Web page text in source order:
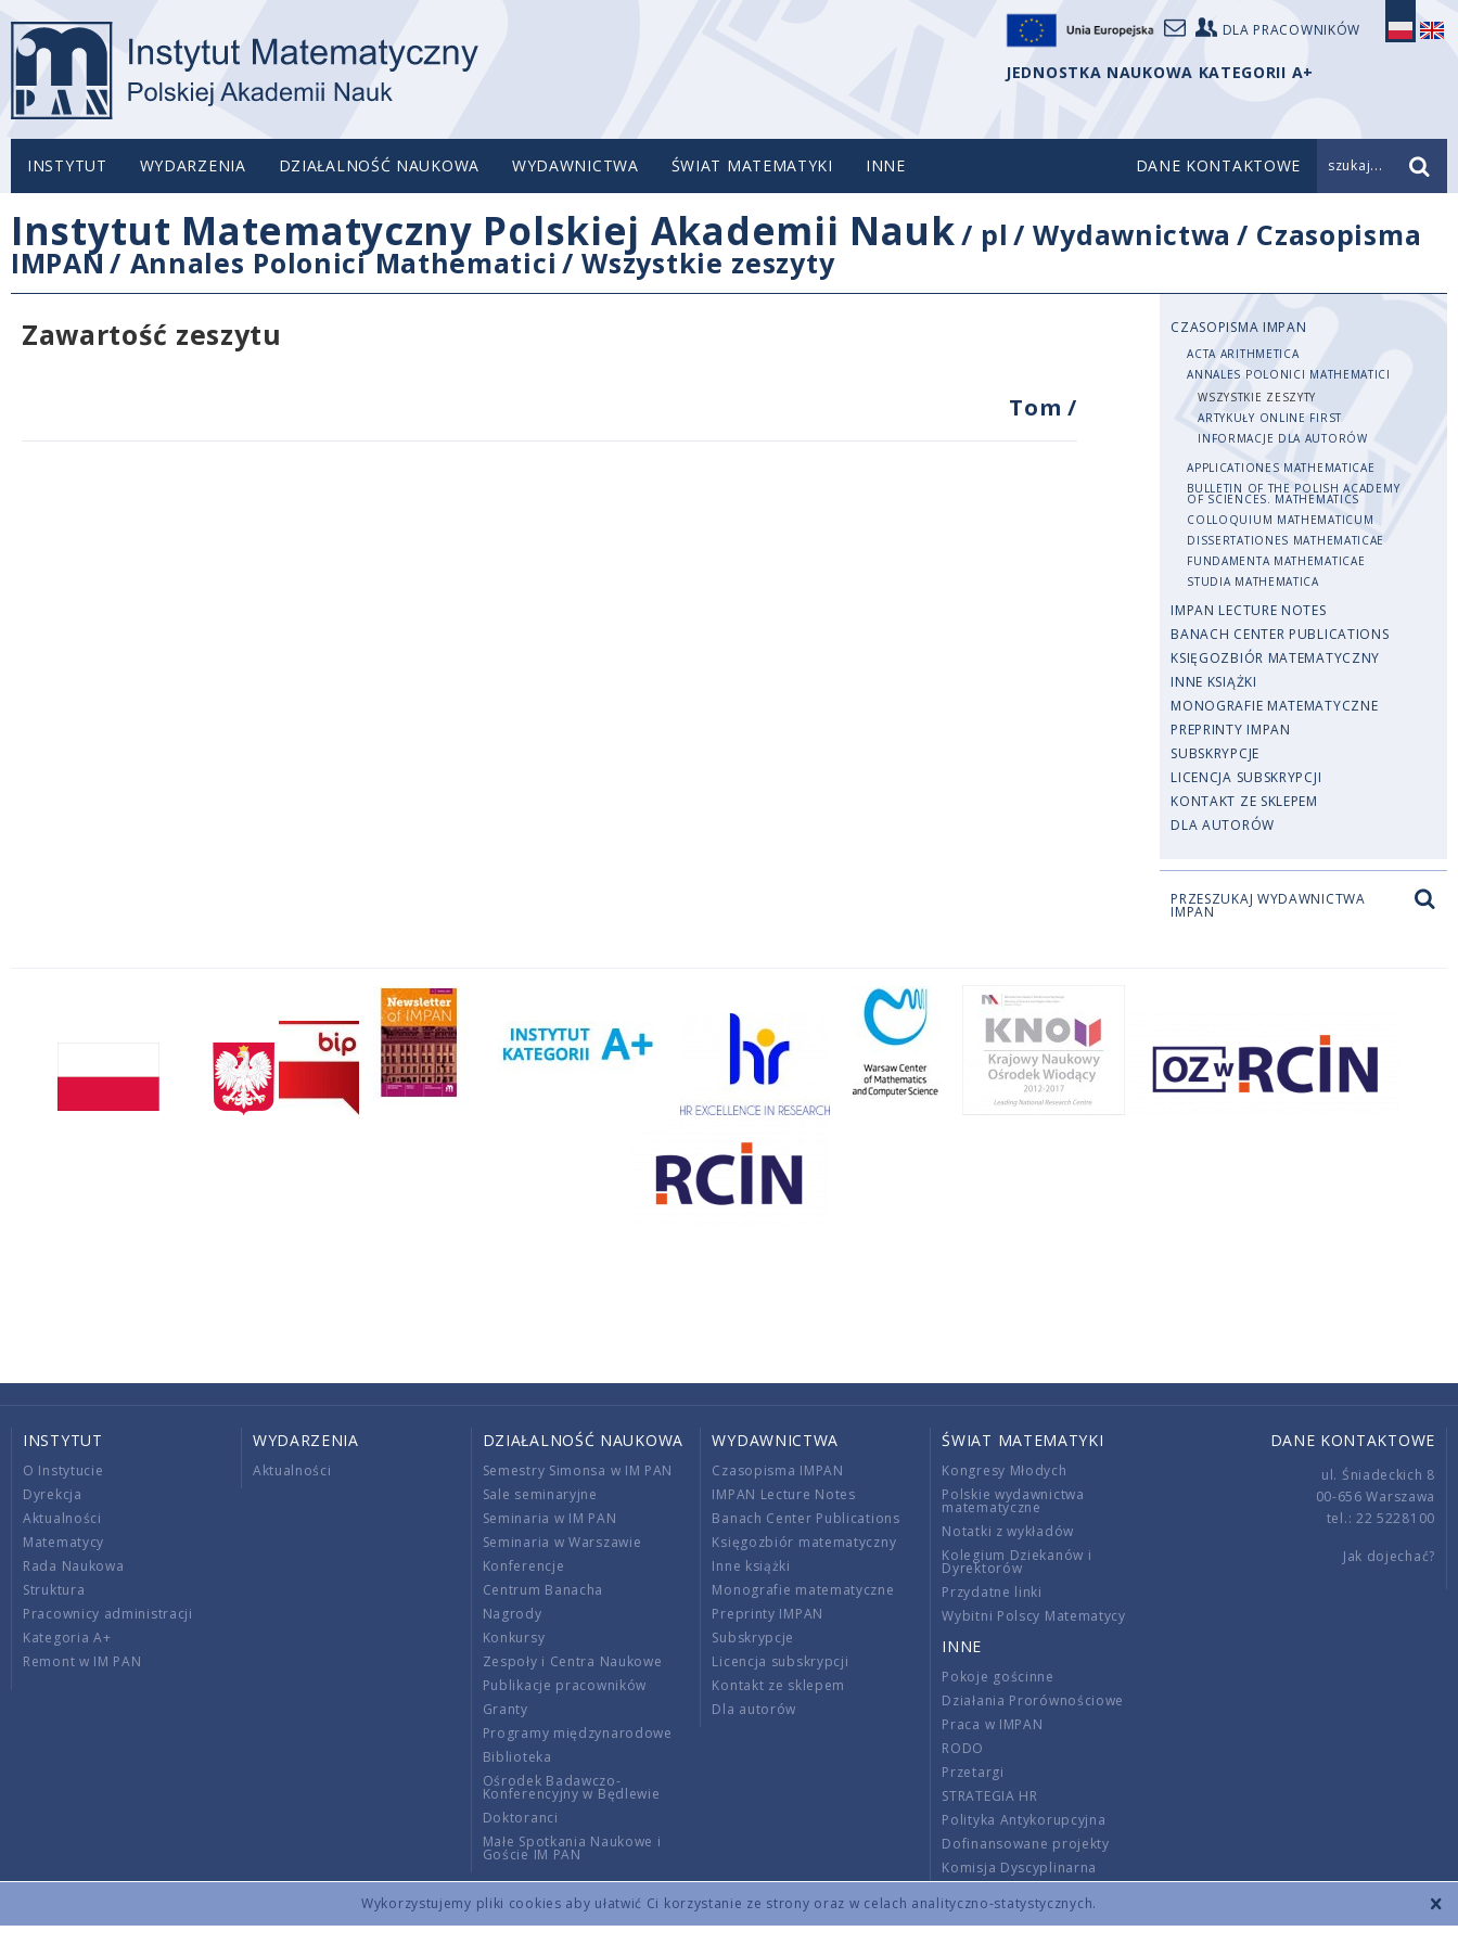
Wykorzystujemy pliki cookies aby ułatwić Ci korzystanie ze strony oraz w celach analityczno-statystycznych.
DLA PRACOWNIKÓW
JEDNOSTKA NAUKOWA KATEGORII A+
INSTYTUT WYDARZENIA DZIAŁALNOŚĆ NAUKOWA WYDAWNICTWA ŚWIAT MATEMATYKI INNE DANE KONTAKTOWE szukaj...
Instytut Matematyczny Polskiej Akademii Nauk/ pl /Wydawnictwa / Czasopisma
IMPAN / Annales Polonici Mathematici /Wszystkie zeszyty
Zawartość zeszytu
Tom/
CZASOPISMA IMPAN
ACTA ARITHMETICA
ANNALES POLONICI MATHEMATICI
WSZYSTKIE ZESZYTY
ARTYKUŁY ONLINE FIRST
INFORMACJE DLA AUTORÓW
APPLICATIONES MATHEMATICAE
BULLETIN OF THE POLISH ACADEMY
OF SCIENCES. MATHEMATICS
COLLOQUIUM MATHEMATICUM
DISSERTATIONES MATHEMATICAE
FUNDAMENTA MATHEMATICAE
STUDIA MATHEMATICA
IMPAN LECTURE NOTES
BANACH CENTER PUBLICATIONS
KSIĘGOZBIÓR MATEMATYCZNY
INNE KSIĄŻKI
MONOGRAFIE MATEMATYCZNE
PREPRINTY IMPAN
SUBSKRYPCJE
LICENCJA SUBSKRYPCJI
KONTAKT ZE SKLEPEM
DLA AUTORÓW
PRZESZUKAJ WYDAWNICTWA
IMPAN
INSTYTUT
O Instytucie
Dyrekcja
Aktualności
Matematycy
Rada Naukowa
Struktura
Pracownicy administracji
Kategoria A+
Remont w IM PAN
WYDARZENIA
Aktualności
DZIAŁALNOŚĆ NAUKOWA
Semestry Simonsa w IM PAN
Sale seminaryjne
Seminaria w IM PAN
Seminaria w Warszawie
Konferencje
Centrum Banacha
Nagrody
Konkursy
Zespoły i Centra Naukowe
Publikacje pracowników
Granty
Programy międzynarodowe
Biblioteka
Ośrodek Badawczo-
Konferencyjny w Będlewie
Doktoranci
Małe Spotkania Naukowe i
Goście IM PAN
WYDAWNICTWA
Czasopisma IMPAN
IMPAN Lecture Notes
Banach Center Publications
Księgozbiór matematyczny
Inne książki
Monografie matematyczne
Preprinty IMPAN
Subskrypcje
Licencja subskrypcji
Kontakt ze sklepem
Dla autorów
ŚWIAT MATEMATYKI
Kongresy Młodych
Polskie wydawnictwa
matematyczne
Notatki z wykładów
Kolegium Dziekanów i
Dyrektorów
Przydatne linki
Wybitni Polscy Matematycy
INNE
Pokoje gościnne
Działania Prorównościowe
Praca w IMPAN
RODO
Przetargi
STRATEGIA HR
Polityka Antykorupcyjna
Dofinansowane projekty
Komisja Dyscyplinarna
Wnoszenie opłat
DANE KONTAKTOWE
ul. Śniadeckich 8
00-656 Warszawa
tel.: 22 5228100
Jak dojechać?